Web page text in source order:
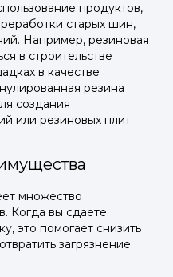
продуктов,
старых шин,
Например, резиновая
в строительстве
в качестве
резина
создания
или резиновых плит.
множество
Когда вы сдаете
это помогает снизить
загрязнение